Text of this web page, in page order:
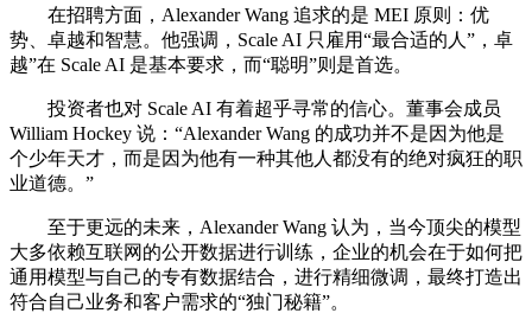
在招聘方面，Alexander Wang 追求的是 MEI 原则：优
势、卓越和智慧。他强调，Scale AI 只雇用“最合适的人”，卓
越”在 Scale AI 是基本要求，而“聪明”则是首选。
投资者也对 Scale AI 有着超乎寻常的信心。董事会成员
William Hockey 说：“Alexander Wang 的成功并不是因为他是
个少年天才，而是因为他有一种其他人都没有的绝对疯狂的职
业道德。”
至于更远的未来，Alexander Wang 认为，当今顶尖的模型
大多依赖互联网的公开数据进行训练，企业的机会在于如何把
通用模型与自己的专有数据结合，进行精细微调，最终打造出
符合自己业务和客户需求的“独门秘籍”。